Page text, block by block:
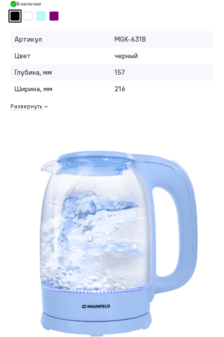
В наличии
Артикул
MGK-631B
Цвет
черный
Глубина, мм
157
Ширина, мм
216
Развернуть